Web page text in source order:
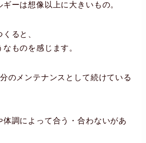
ーは想像以上に大きいもの。
ると、
ものを感じます。
のメンテナンスとして続けている
体調によって合う・合わないがあ